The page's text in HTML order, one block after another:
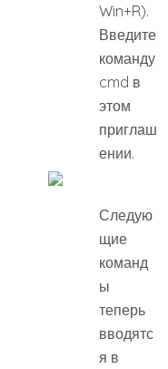
Win+R).
Введите
команду
cmd в
этом
приглаш
ении.
Следую
щие
команд
ы
теперь
вводятс
я в